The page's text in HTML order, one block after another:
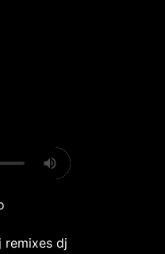
remixes dj